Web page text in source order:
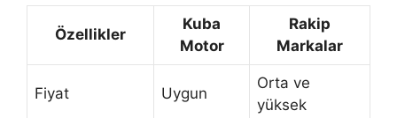
Özellikler
Kuba
Motor
Rakip
Markalar
Fiyat Uygun
Orta ve
yüksek